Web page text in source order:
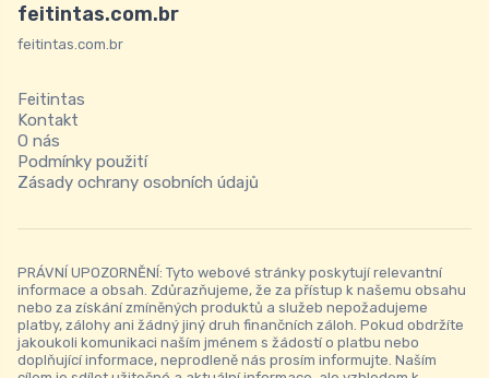
feitintas.com.br
feitintas.com.br
Feitintas
Kontakt
O nás
Podmínky použití
Zásady ochrany osobních údajů
PRÁVNÍ UPOZORNĚNÍ: Tyto webové stránky poskytují relevantní
informace a obsah. Zdůrazňujeme, že za přístup k našemu obsahu
nebo za získání zmíněných produktů a služeb nepožadujeme
platby, zálohy ani žádný jiný druh finančních záloh. Pokud obdržíte
jakoukoli komunikaci naším jménem s žádostí o platbu nebo
doplňující informace, neprodleně nás prosím informujte. Naším